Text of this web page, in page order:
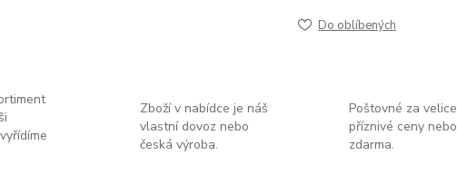
Do oblíbených
Zboží v nabídce je náš
vlastní dovoz nebo
česká výroba.
Poštovné za velice
příznivé ceny nebo
zdarma.